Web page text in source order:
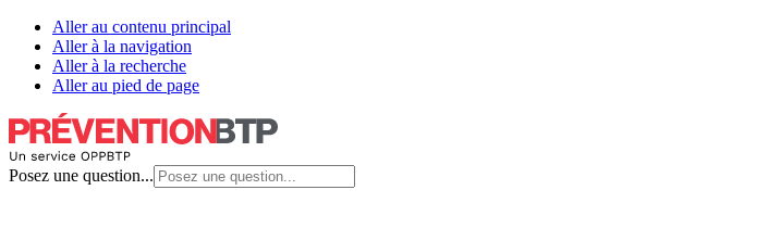
Aller au contenu principal
Aller à la navigation
Aller à la recherche
Aller au pied de page
Posez une question...